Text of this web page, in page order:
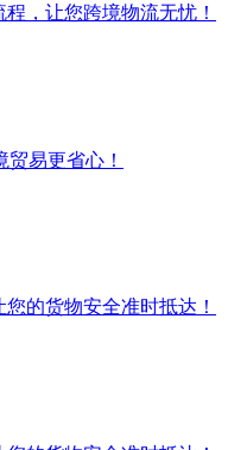
，让您跨境物流无忧！
易更省心！
的货物安全准时抵达！